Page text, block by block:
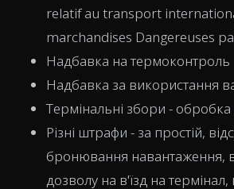
relatif au transport
marchandises Dangereuses
Надбавка на термоконтроль
Надбавка за використання
Термінальні збори -
Різні штрафи - за простій,
бронювання навантаження,
дозволу на в'їзд на термінал,